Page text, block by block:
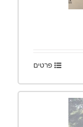
פרטים